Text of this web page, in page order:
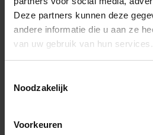
Deze partners kunnen deze
andere informatie die u aan ze
van uw gebruik van hun services.
Noodzakelijk
Voorkeuren